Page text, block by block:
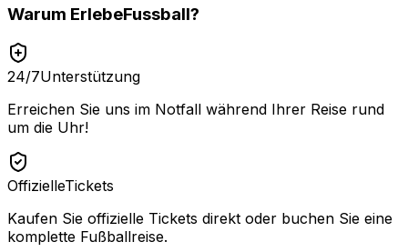
Warum ErlebeFussball?
24/7Unterstützung
Erreichen Sie uns im Notfall während Ihrer Reise rund
um die Uhr!
OffizielleTickets
Kaufen Sie offizielle Tickets direkt oder buchen Sie eine
komplette Fußballreise.